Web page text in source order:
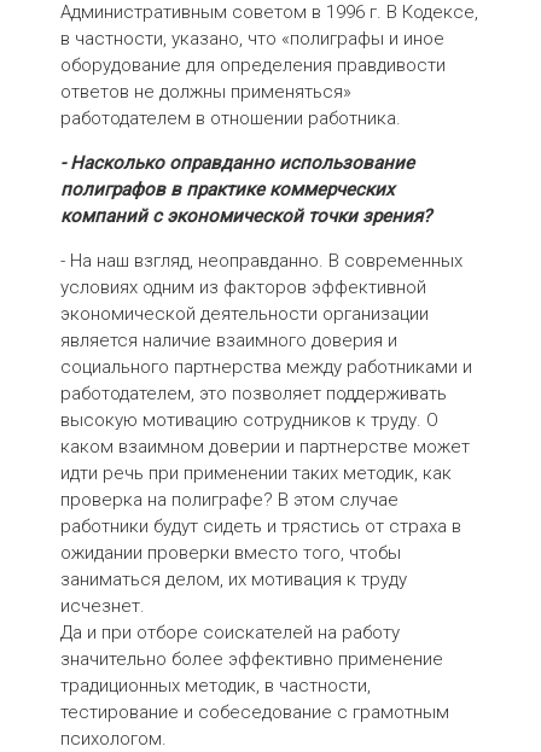
Административным советом в 1996 г. В Кодексе,
в частности, указано, что «полиграфы и иное
оборудование для определения правдивости
ответов не должны применяться»
работодателем в отношении работника.
- Насколько оправданно использование
полиграфов в практике коммерческих
компаний с экономической точки зрения?
- На наш взгляд, неоправданно. В современных
условиях одним из факторов эффективной
экономической деятельности организации
является наличие взаимного доверия и
социального партнерства между работниками и
работодателем, это позволяет поддерживать
высокую мотивацию сотрудников к труду. О
каком взаимном доверии и партнерстве может
идти речь при применении таких методик, как
проверка на полиграфе? В этом случае
работники будут сидеть и трястись от страха в
ожидании проверки вместо того, чтобы
заниматься делом, их мотивация к труду
исчезнет.
Да и при отборе соискателей на работу
значительно более эффективно применение
традиционных методик, в частности,
тестирование и собеседование с грамотным
психологом.